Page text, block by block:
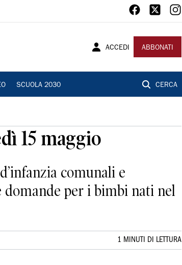
ACCEDI ABBONATI
SCUOLA 2030 CERCA
15 maggio
comunali e
domande per i bimbi nati nel
1 MINUTI DI LETTURA